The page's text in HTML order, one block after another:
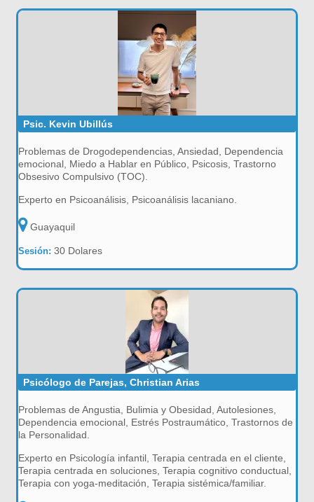
Psic. Kevin Ubillús
Problemas de Drogodependencias, Ansiedad, Dependencia
emocional, Miedo a Hablar en Público, Psicosis, Trastorno
Obsesivo Compulsivo (TOC).
Experto en Psicoanálisis, Psicoanálisis lacaniano.
Guayaquil
Sesión:30 Dolares
Psicólogo de Parejas, Christian Arias
Problemas de Angustia, Bulimia y Obesidad, Autolesiones,
Dependencia emocional, Estrés Postraumático, Trastornos de
la Personalidad.
Experto en Psicología infantil, Terapia centrada en el cliente,
Terapia centrada en soluciones, Terapia cognitivo conductual,
Terapia con yoga-meditación, Terapia sistémica/familiar.